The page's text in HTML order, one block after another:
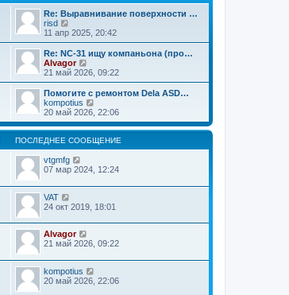
Re: Выравнивание поверхности …
risd
е
р
е
й
т
п
о
с
л
е
д
н
е
м
у
о
о
б
щ
е
и
ю
11 апр 2025, 20:42
Re: NC-31 ищу компаньона (про…
Alvagor
е
р
е
й
т
к
п
о
л
д
е
м
у
о
б
щ
е
21 май 2026, 09:22
Помогите с ремонтом Dela ASD…
kompotius
е
р
е
й
т
к
о
л
д
е
у
о
20 май 2026, 22:06
ПОСЛЕДНЕЕ СООБЩЕНИЕ
vtgmfg
07 мар 2024, 12:24
VAT
24 окт 2019, 18:01
Alvagor
21 май 2026, 09:22
kompotius
20 май 2026, 22:06